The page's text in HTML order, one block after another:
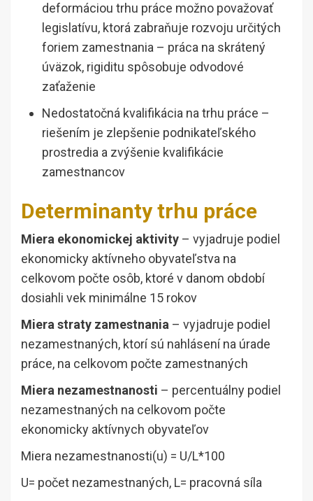
deformáciou trhu práce možno považovať
legislatívu, ktorá zabraňuje rozvoju určitých
foriem zamestnania – práca na skrátený
úväzok, rigiditu spôsobuje odvodové
zaťaženie
Nedostatočná kvalifikácia na trhu práce –
riešením je zlepšenie podnikateľského
prostredia a zvýšenie kvalifikácie
zamestnancov
Determinanty trhu práce
Miera ekonomickej aktivity – vyjadruje podiel
ekonomicky aktívneho obyvateľstva na
celkovom počte osôb, ktoré v danom období
dosiahli vek minimálne 15 rokov
Miera straty zamestnania – vyjadruje podiel
nezamestnaných, ktorí sú nahlásení na úrade
práce, na celkovom počte zamestnaných
Miera nezamestnanosti – percentuálny podiel
nezamestnaných na celkovom počte
ekonomicky aktívnych obyvateľov
Miera nezamestnanosti(u) = U/L*100
U= počet nezamestnaných, L= pracovná síla